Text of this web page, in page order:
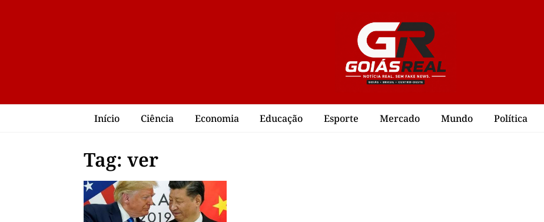
Início Ciência Economia Educação Esporte Mercado Mundo Política
Tag: ver